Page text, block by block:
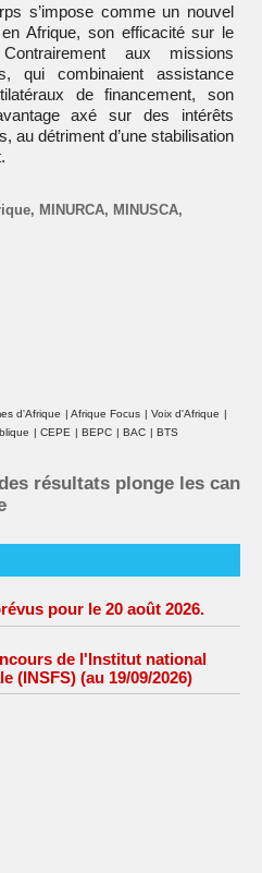
s’impose comme un nouvel
Afrique, son efficacité sur le
aux missions
qui combinaient assistance
de financement, son
axé sur des intérêts
au détriment d’une stabilisation
, MINURCA, MINUSCA,
d'Afrique | Afrique Focus | Voix d'Afrique |
| CEPE | BEPC | BAC | BTS
résultats plonge les can
pour le 20 août 2026.
de l'Institut national
(INSFS) (au 19/09/2026)